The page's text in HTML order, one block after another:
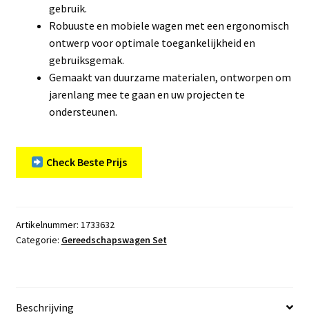
gebruik.
Robuuste en mobiele wagen met een ergonomisch
ontwerp voor optimale toegankelijkheid en
gebruiksgemak.
Gemaakt van duurzame materialen, ontworpen om
jarenlang mee te gaan en uw projecten te
ondersteunen.
Check Beste Prijs
Artikelnummer: 1733632
Categorie: Gereedschapswagen Set
Beschrijving